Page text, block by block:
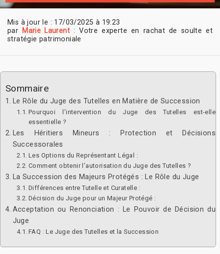
Mis à jour le : 17/03/2025 à 19:23
par
Marie Laurent: Votre experte en rachat de soulte et
stratégie patrimoniale
Sommaire
Le Rôle du Juge des Tutelles en Matière de Succession
Pourquoi l’intervention du Juge des Tutelles est-elle
essentielle ?
Les Héritiers Mineurs : Protection et Décisions
Successorales
Les Options du Représentant Légal :
Comment obtenir l’autorisation du Juge des Tutelles ?
La Succession des Majeurs Protégés : Le Rôle du Juge
Différences entre Tutelle et Curatelle :
Décision du Juge pour un Majeur Protégé :
Acceptation ou Renonciation : Le Pouvoir de Décision du
Juge
FAQ : Le Juge des Tutelles et la Succession